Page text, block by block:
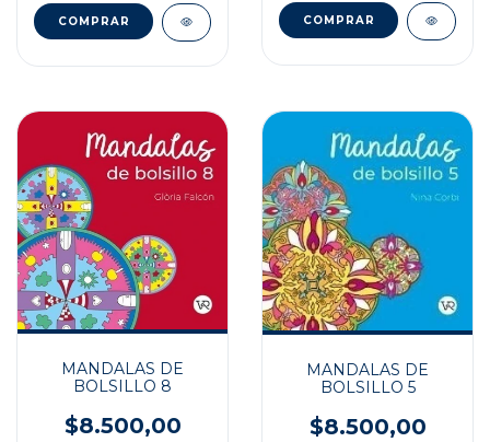
MANDALAS DE
BOLSILLO 8
$8.500,00
MANDALAS DE
BOLSILLO 5
$8.500,00